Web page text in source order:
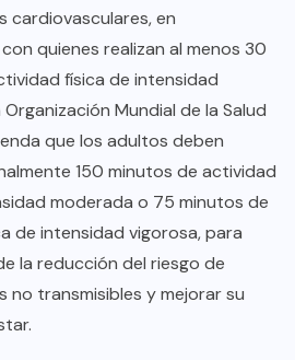
cardiovasculares, en
quienes realizan al menos 30
física de intensidad
Mundial de la Salud
que los adultos deben
150 minutos de actividad
moderada o 75 minutos de
de intensidad vigorosa, para
la reducción del riesgo de
no transmisibles y mejorar su